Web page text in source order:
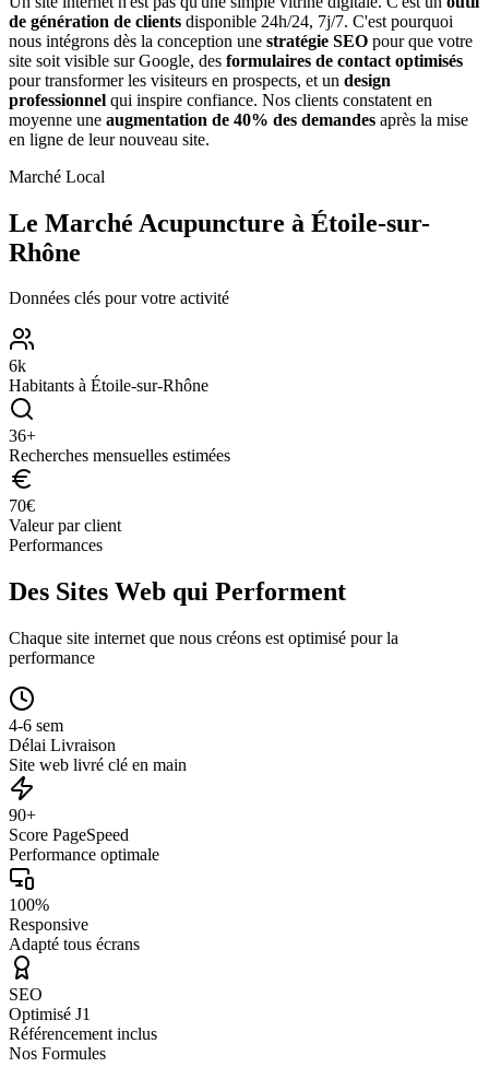
de génération de clients disponible 24h/24, 7j/7. C'est pourquoi
nous intégrons dès la conception une stratégie SEO pour que votre
site soit visible sur Google, des formulaires de contact optimisés
pour transformer les visiteurs en prospects, et un design
professionnel qui inspire confiance. Nos clients constatent en
moyenne une augmentation de 40% des demandes après la mise
en ligne de leur nouveau site.
Marché Local
Le Marché Acupuncture à Étoile-sur-
Rhône
Données clés pour votre activité
6k
Habitants à Étoile-sur-Rhône
36+
Recherches mensuelles estimées
70€
Valeur par client
Performances
Des Sites Web qui Performent
Chaque site internet que nous créons est optimisé pour la
performance
4-6 sem
Délai Livraison
Site web livré clé en main
90+
Score PageSpeed
Performance optimale
100%
Responsive
Adapté tous écrans
SEO
Optimisé J1
Référencement inclus
Nos Formules